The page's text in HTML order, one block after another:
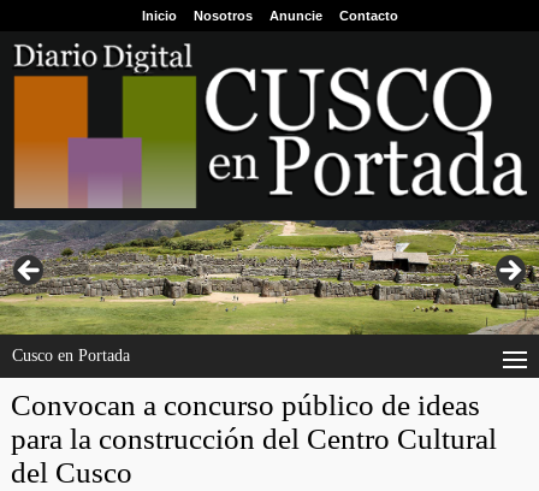
Inicio Nosotros Anuncie Contacto
Cusco en Portada
Convocan a concurso público de ideas
para la construcción del Centro Cultural
del Cusco